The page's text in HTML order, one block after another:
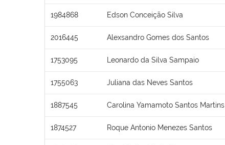
1984868 Edson Conceição Silva
2016445 Alexsandro Gomes dos Santos
1753095 Leonardo da Silva Sampaio
1755063 Juliana das Neves Santos
1887545 Carolina Yamamoto Santos Martins
1874527 Roque Antonio Menezes Santos